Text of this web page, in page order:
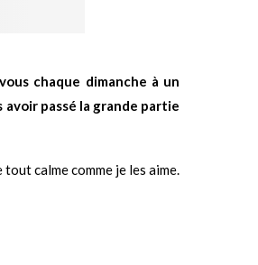
chaque dimanche à un
avoir passé la grande partie
calme comme je les aime.